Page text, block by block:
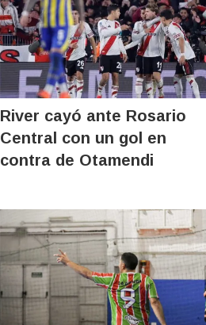
River cayó ante Rosario
Central con un gol en
contra de Otamendi